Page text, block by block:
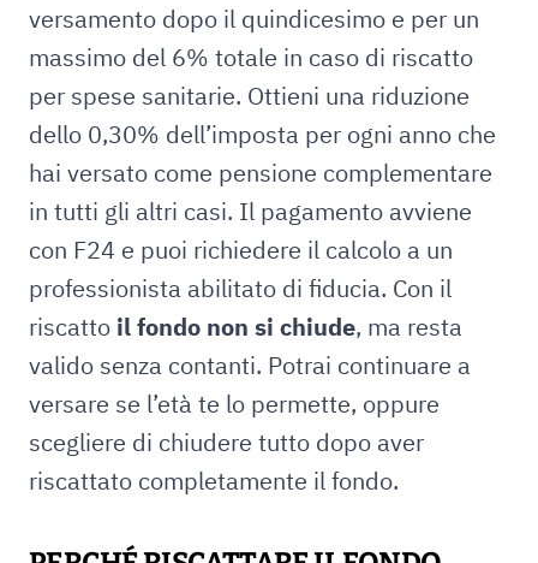
versamento dopo il quindicesimo e per un
massimo del 6% totale in caso di riscatto
per spese sanitarie. Ottieni una riduzione
dello 0,30% dell’imposta per ogni anno che
hai versato come pensione complementare
in tutti gli altri casi. Il pagamento avviene
con F24 e puoi richiedere il calcolo a un
professionista abilitato di fiducia. Con il
riscatto il fondo non si chiude, ma resta
valido senza contanti. Potrai continuare a
versare se l’età te lo permette, oppure
scegliere di chiudere tutto dopo aver
riscattato completamente il fondo.